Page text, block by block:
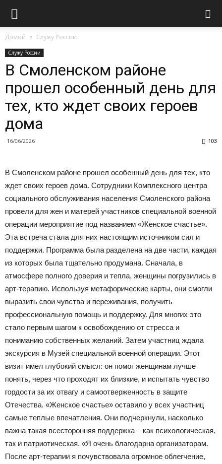
Домой Служу России
Служу России
В Смоленском районе
прошел особенный день для
тех, кто ждет своих героев
дома
16/06/2026 103
В Смоленском районе прошел особенный день для тех, кто
ждет своих героев дома. Сотрудники Комплексного центра
социального обслуживания населения Смоленского района
провели для жен и матерей участников специальной военной
операции мероприятие под названием «Женское счастье».
Эта встреча стала для них настоящим источником сил и
поддержки. Программа была разделена на две части, каждая
из которых была тщательно продумана. Сначала, в
атмосфере полного доверия и тепла, женщины погрузились в
арт-терапию. Используя метафорические карты, они смогли
выразить свои чувства и переживания, получить
профессиональную помощь и поддержку. Для многих это
стало первым шагом к освобождению от стресса и
пониманию собственных желаний. Затем участниц ждала
экскурсия в Музей специальной военной операции. Этот
визит имел глубокий смысл: он помог женщинам лучше
понять, через что проходят их близкие, и испытать чувство
гордости за их отвагу и самоотверженность в защите
Отечества. «Женское счастье» оставило у всех участниц
самые теплые впечатления. Они подчеркнули, насколько
важна такая всесторонняя поддержка – как психологическая,
так и патриотическая. «Я очень благодарна организаторам.
После арт-терапии я почувствовала огромное облегчение,